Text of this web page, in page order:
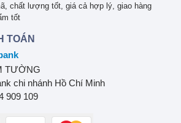
chất lượng tốt, giá cả hợp lý, giao hàng
tốt
TOÁN
TƯỜNG
chi nhánh Hồ Chí Minh
909 109